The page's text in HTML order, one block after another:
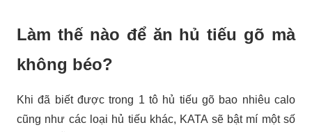
Làm thế nào để ăn hủ tiếu gõ mà
không béo?
Khi đã biết được trong 1 tô hủ tiếu gõ bao nhiêu calo
cũng như các loại hủ tiếu khác, KATA sẽ bật mí một số